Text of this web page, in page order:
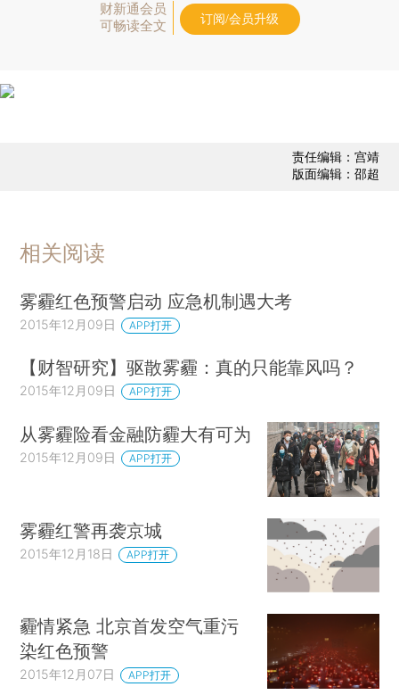
财新通会员
可畅读全文
订阅/会员升级
责任编辑：宫靖
版面编辑：邵超
相关阅读
雾霾红色预警启动 应急机制遇大考
2015年12月09日 APP打开
【财智研究】驱散雾霾：真的只能靠风吗？
2015年12月09日 APP打开
从雾霾险看金融防霾大有可为
2015年12月09日 APP打开
雾霾红警再袭京城
2015年12月18日 APP打开
霾情紧急 北京首发空气重污
染红色预警
2015年12月07日 APP打开